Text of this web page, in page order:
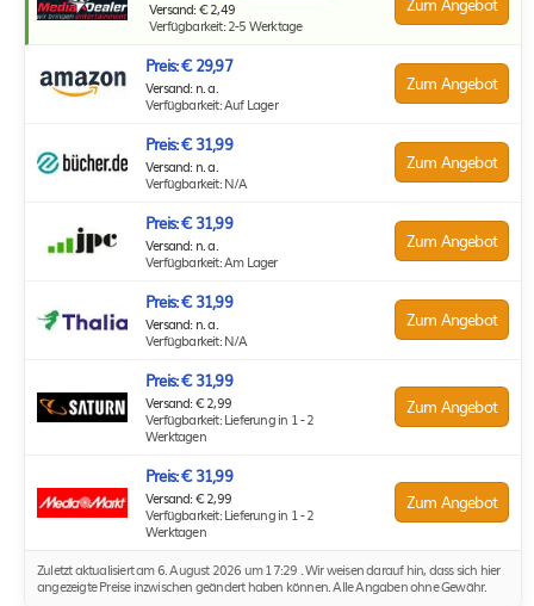
Versand: € 2,49
Verfügbarkeit: 2-5 Werktage
Preis: € 29,97
Versand: n. a.
Verfügbarkeit: Auf Lager
Zum Angebot
Preis: € 31,99
Versand: n. a.
Verfügbarkeit: N/A
Zum Angebot
Preis: € 31,99
Versand: n. a.
Verfügbarkeit: Am Lager
Zum Angebot
Preis: € 31,99
Versand: n. a.
Verfügbarkeit: N/A
Zum Angebot
Preis: € 31,99
Versand: € 2,99
Verfügbarkeit: Lieferung in 1 - 2
Werktagen
Zum Angebot
Preis: € 31,99
Versand: € 2,99
Verfügbarkeit: Lieferung in 1 - 2
Werktagen
Zum Angebot
Zuletzt aktualisiert am 6. August 2026 um 17:29 . Wir weisen darauf hin, dass sich hier
angezeigte Preise inzwischen geändert haben können. Alle Angaben ohne Gewähr.